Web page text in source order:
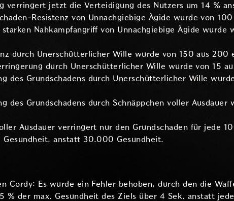
verringert jetzt die Verteidigung des Nutzers um 14 %
Resistenz von Unnachgiebige Ägide wurde von
starken Nahkampfangriff von Unnachgiebige Ägide
durch Unerschütterlicher Wille wurde von 150 aus 200
durch Unerschütterlicher Wille wurde von 15
des Grundschadens durch Unerschütterlicher Wille
des Grundschadens durch Schnäppchen voller
Ausdauer verringert nur den Grundschaden für jede
anstatt 30.000 Gesundheit.
Cordy: Es wurde ein Fehler behoben, durch den die
% der max. Gesundheit des Ziels über 4 Sek. anstatt